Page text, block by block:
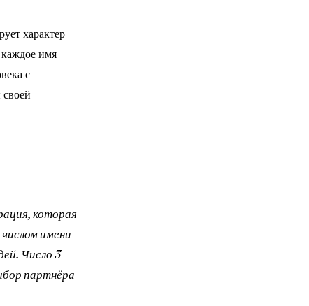
характер
имя
с
которая
имени
Число 3
партнёра